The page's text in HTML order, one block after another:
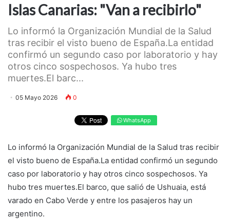
Islas Canarias: "Van a recibirlo"
Lo informó la Organización Mundial de la Salud
tras recibir el visto bueno de España.La entidad
confirmó un segundo caso por laboratorio y hay
otros cinco sospechosos. Ya hubo tres
muertes.El barc...
05 Mayo 2026 0
WhatsApp
Lo informó la Organización Mundial de la Salud tras recibir
el visto bueno de España.La entidad confirmó un segundo
caso por laboratorio y hay otros cinco sospechosos. Ya
hubo tres muertes.El barco, que salió de Ushuaia, está
varado en Cabo Verde y entre los pasajeros hay un
argentino.